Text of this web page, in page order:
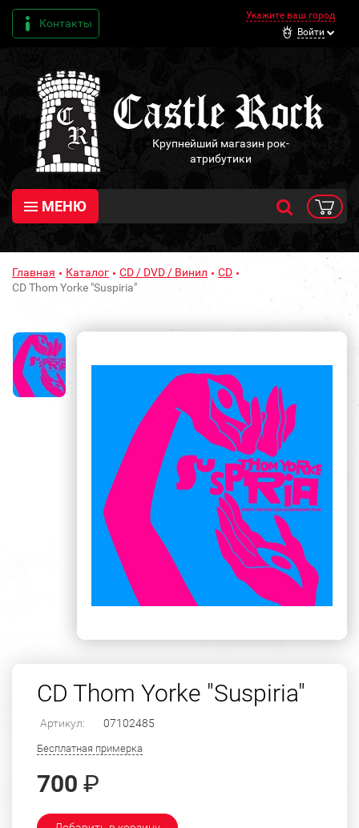
Контакты
Укажите ваш город
Войти
Крупнейший магазин рок-
атрибутики
МЕНЮ
Главная Каталог CD / DVD / Винил
CD
CD Thom Yorke "Suspiria"
CD Thom Yorke "Suspiria"
Артикул: 07102485
Бесплатная примерка
700 ₽